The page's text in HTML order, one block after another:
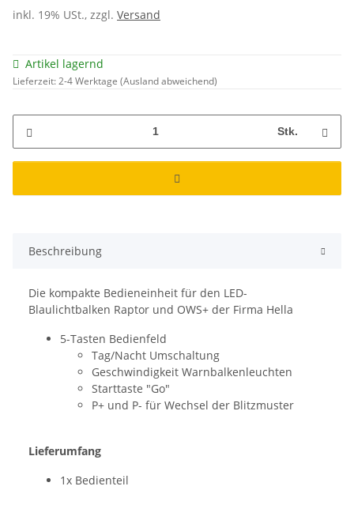
inkl. 19% USt., zzgl. Versand
Artikel lagernd
Lieferzeit:2-4 Werktage (Ausland abweichend)
Stk.
Beschreibung
Die kompakte Bedieneinheit für den LED-
Blaulichtbalken Raptor und OWS+ der Firma Hella
5-Tasten Bedienfeld
Tag/Nacht Umschaltung
Geschwindigkeit Warnbalkenleuchten
Starttaste "Go"
P+ und P- für Wechsel der Blitzmuster
Lieferumfang
1x Bedienteil